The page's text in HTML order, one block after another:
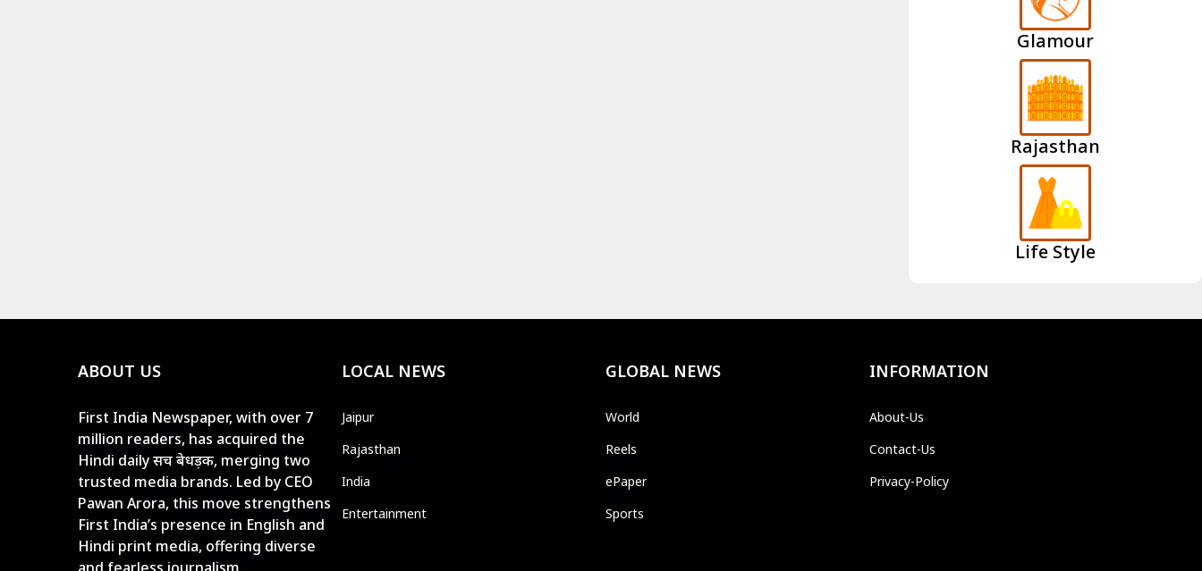
Glamour
Rajasthan
Life Style
ABOUT US
First India Newspaper, with over 7
million readers, has acquired the
Hindi daily सच बेधड़क, merging two
trusted media brands. Led by CEO
Pawan Arora, this move strengthens
First India’s presence in English and
Hindi print media, offering diverse
LOCAL NEWS
Jaipur
Rajasthan
India
Entertainment
GLOBAL NEWS
World
Reels
ePaper
Sports
INFORMATION
About-Us
Contact-Us
Privacy-Policy